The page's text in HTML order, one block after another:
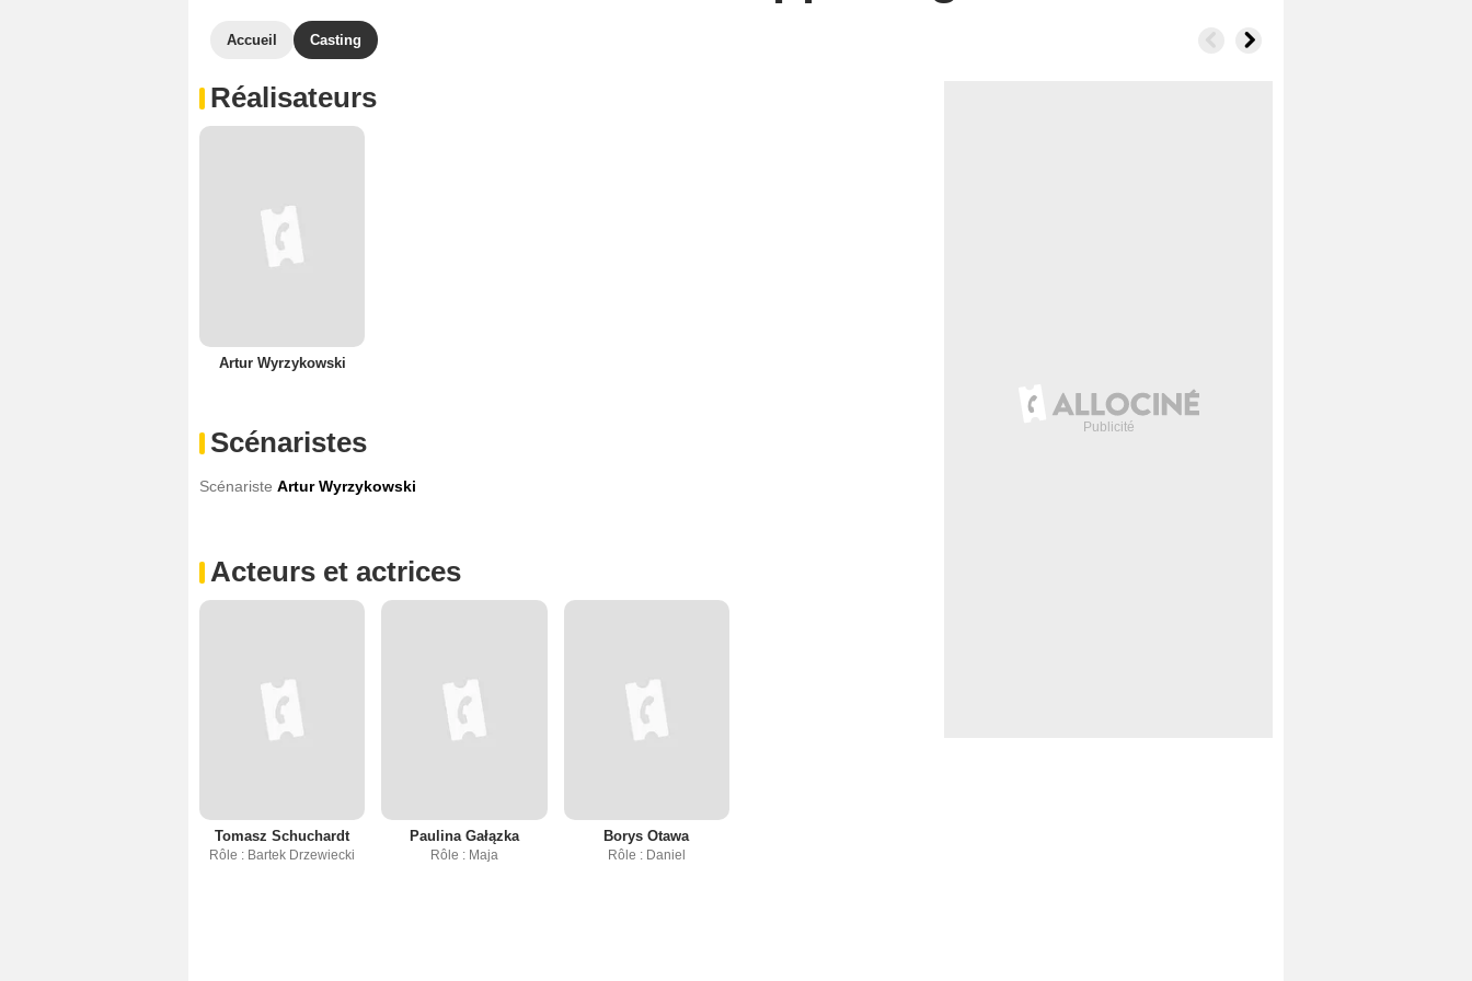
Accueil Casting
Réalisateurs
Artur Wyrzykowski
Scénaristes
Scénariste Artur Wyrzykowski
Acteurs et actrices
Tomasz Schuchardt
Rôle : Bartek Drzewiecki
Paulina Gałązka
Rôle : Maja
Borys Otawa
Rôle : Daniel